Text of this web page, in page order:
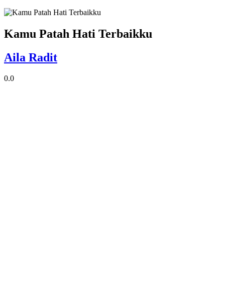
Kamu Patah Hati Terbaikku
Aila Radit
0.0